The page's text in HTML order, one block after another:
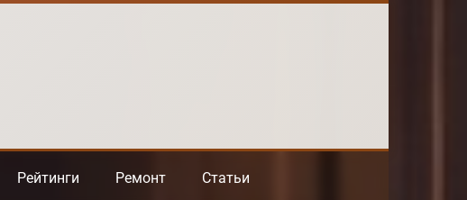
Рейтинги Ремонт Статьи